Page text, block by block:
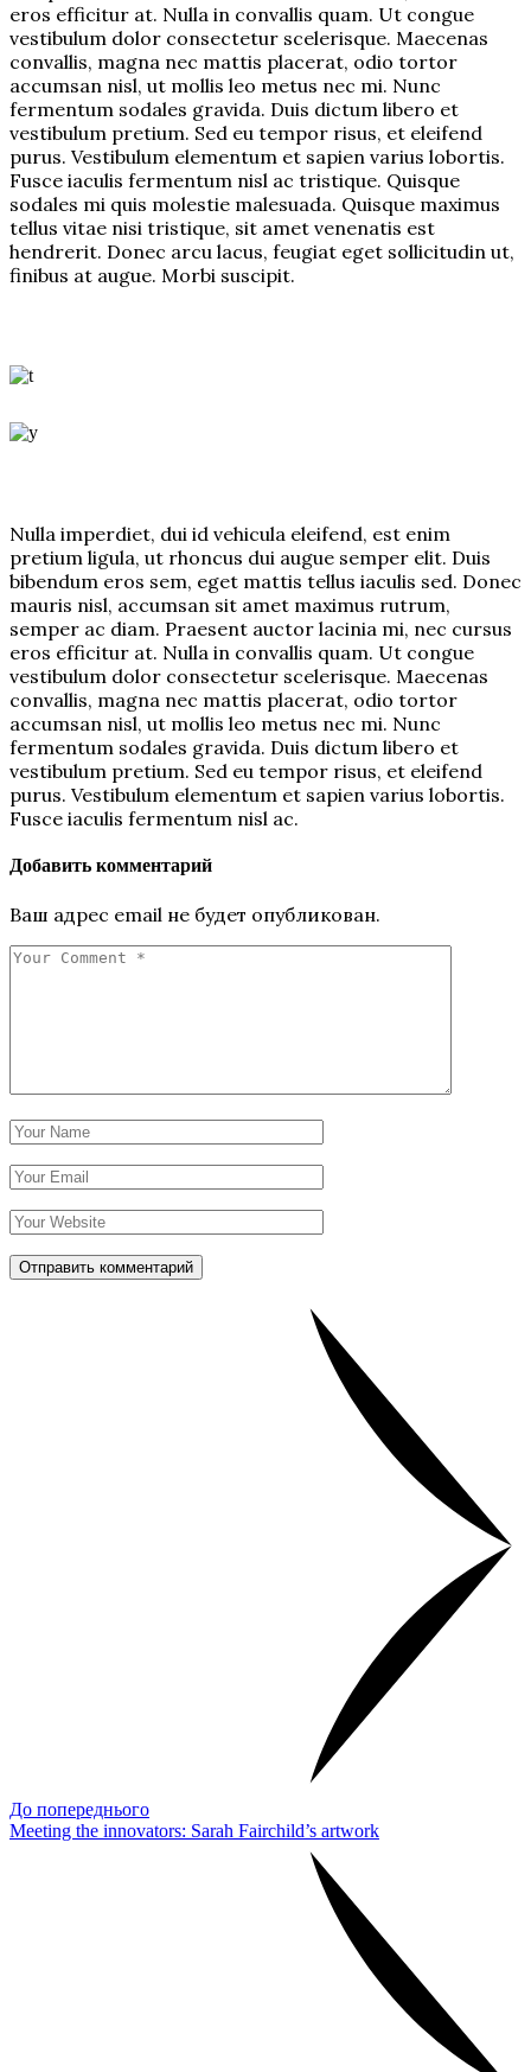
eros efficitur at. Nulla in convallis quam. Ut congue
vestibulum dolor consectetur scelerisque. Maecenas
convallis, magna nec mattis placerat, odio tortor
accumsan nisl, ut mollis leo metus nec mi. Nunc
fermentum sodales gravida. Duis dictum libero et
vestibulum pretium. Sed eu tempor risus, et eleifend
purus. Vestibulum elementum et sapien varius lobortis.
Fusce iaculis fermentum nisl ac tristique. Quisque
sodales mi quis molestie malesuada. Quisque maximus
tellus vitae nisi tristique, sit amet venenatis est
hendrerit. Donec arcu lacus, feugiat eget sollicitudin ut,
finibus at augue. Morbi suscipit.
Nulla imperdiet, dui id vehicula eleifend, est enim
pretium ligula, ut rhoncus dui augue semper elit. Duis
bibendum eros sem, eget mattis tellus iaculis sed. Donec
mauris nisl, accumsan sit amet maximus rutrum,
semper ac diam. Praesent auctor lacinia mi, nec cursus
eros efficitur at. Nulla in convallis quam. Ut congue
vestibulum dolor consectetur scelerisque. Maecenas
convallis, magna nec mattis placerat, odio tortor
accumsan nisl, ut mollis leo metus nec mi. Nunc
fermentum sodales gravida. Duis dictum libero et
vestibulum pretium. Sed eu tempor risus, et eleifend
purus. Vestibulum elementum et sapien varius lobortis.
Fusce iaculis fermentum nisl ac.
Добавить комментарий
Ваш адрес email не будет опубликован.
Отправить комментарий
До попереднього
Meeting the innovators: Sarah Fairchild’s artwork